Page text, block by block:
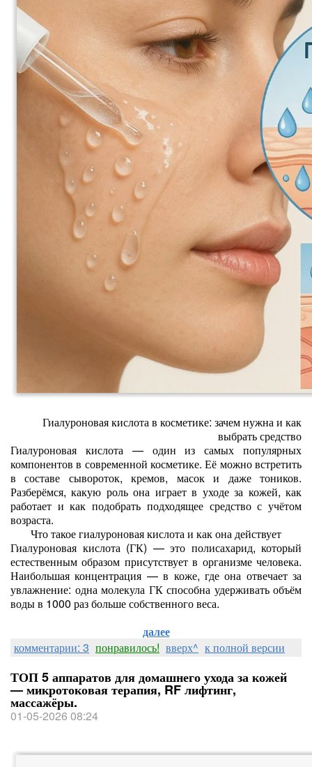
Гиалуроновая кислота в косметике: зачем нужна и как
выбрать средство
Гиалуроновая кислота — один из самых популярных
компонентов в современной косметике. Её можно встретить
в составе сывороток, кремов, масок и даже тоников.
Разберёмся, какую роль она играет в уходе за кожей, как
работает и как подобрать подходящее средство с учётом
возраста.
Что такое гиалуроновая кислота и как она действует
Гиалуроновая кислота (ГК) — это полисахарид, который
естественным образом присутствует в организме человека.
Наибольшая концентрация — в коже, где она отвечает за
увлажнение: одна молекула ГК способна удерживать объём
воды в 1000 раз больше собственного веса.
далее
комментарии: 3 понравилось! вверх^ к полной версии
ТОП 5 аппаратов для домашнего ухода за кожей
— микротоковая терапия, RF лифтинг,
массажёры.
01-05-2026 08:24